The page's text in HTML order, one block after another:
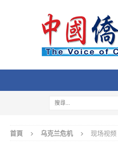
首頁 乌克兰危机 现场视